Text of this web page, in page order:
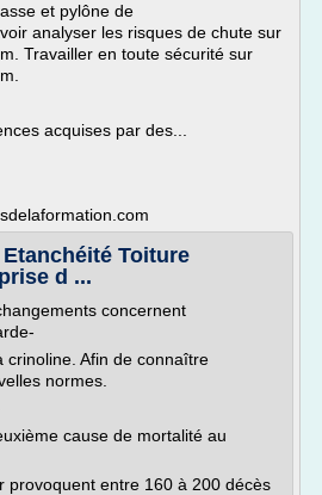
et pylône de
analyser les risques de chute sur
Travailler en toute sécurité sur
acquises par des...
Toiture
d ...
concernent
crinoline. Afin de connaître
normes.
cause de mortalité au
provoquent entre 160 à 200 décès